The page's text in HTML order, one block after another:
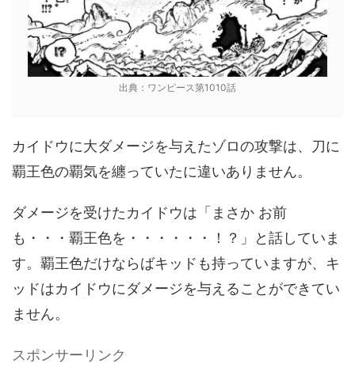
出典：ワンピース第1010話
カイドウに大ダメージを与えたゾロの攻撃は、刀に
覇王色の覇気を纏っていたに違いありません。
ダメージを受けたカイドウは「まさか お前
も・・・覇王色を・・・・・・！？」と話していま
す。覇王色だけならばキッドも持っていますが、キ
ッドはカイドウにダメージを与えることができてい
ません。
スポンサーリンク